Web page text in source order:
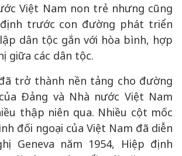
Việt Nam non trẻ nhưng cũng
trước con đường phát triển
dân tộc gắn với hòa bình, hợp
giữa các dân tộc.
trở thành nền tảng cho đường
Đảng và Nhà nước Việt Nam
thập niên qua. Nhiều cột mốc
đối ngoại của Việt Nam đã diễn
Geneva năm 1954, Hiệp định